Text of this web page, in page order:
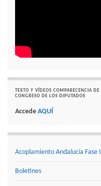
TEXTO Y VÍDEOS COMPARECENCIA
CONGRESO DE LOS DIPUTADOS
Accede AQUÍ
Acoplamiento Andalucía Fase
Boletines